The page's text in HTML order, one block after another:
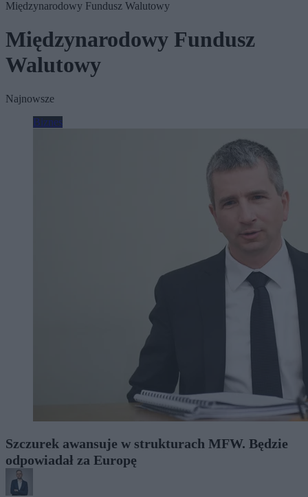
Międzynarodowy Fundusz Walutowy
Międzynarodowy Fundusz
Walutowy
Najnowsze
Biznes
Szczurek awansuje w strukturach MFW. Będzie
odpowiadał za Europę